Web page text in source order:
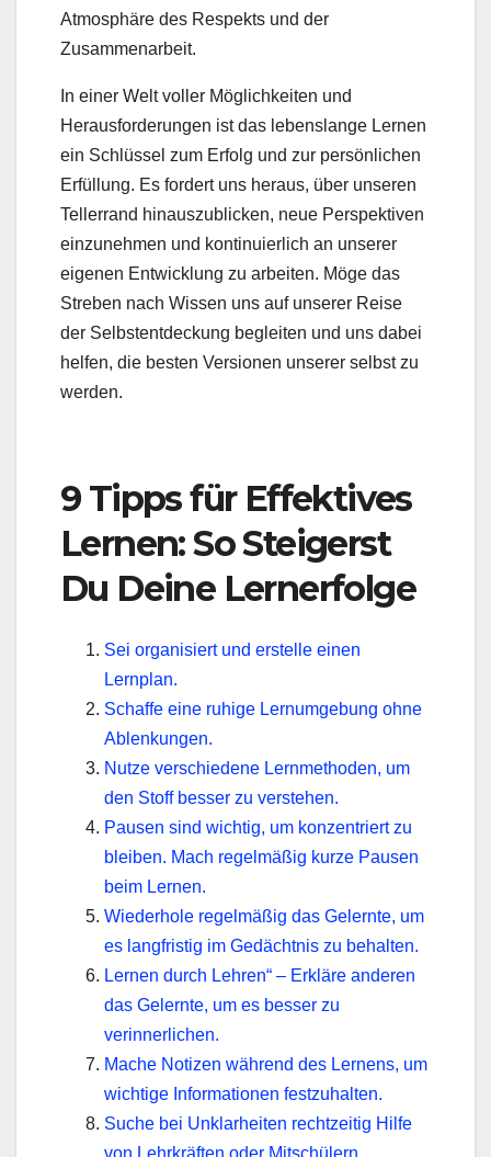
Atmosphäre des Respekts und der
Zusammenarbeit.
In einer Welt voller Möglichkeiten und
Herausforderungen ist das lebenslange Lernen
ein Schlüssel zum Erfolg und zur persönlichen
Erfüllung. Es fordert uns heraus, über unseren
Tellerrand hinauszublicken, neue Perspektiven
einzunehmen und kontinuierlich an unserer
eigenen Entwicklung zu arbeiten. Möge das
Streben nach Wissen uns auf unserer Reise
der Selbstentdeckung begleiten und uns dabei
helfen, die besten Versionen unserer selbst zu
werden.
9 Tipps für Effektives
Lernen: So Steigerst
Du Deine Lernerfolge
Sei organisiert und erstelle einen
Lernplan.
Schaffe eine ruhige Lernumgebung ohne
Ablenkungen.
Nutze verschiedene Lernmethoden, um
den Stoff besser zu verstehen.
Pausen sind wichtig, um konzentriert zu
bleiben. Mach regelmäßig kurze Pausen
beim Lernen.
Wiederhole regelmäßig das Gelernte, um
es langfristig im Gedächtnis zu behalten.
Lernen durch Lehren“ – Erkläre anderen
das Gelernte, um es besser zu
verinnerlichen.
Mache Notizen während des Lernens, um
wichtige Informationen festzuhalten.
Suche bei Unklarheiten rechtzeitig Hilfe
von Lehrkräften oder Mitschülern.